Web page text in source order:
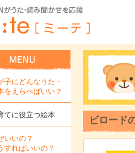
ビロード
子にどんなうた・
をえらべばいい？
てに役立つ絵本
いいの？
すればいいの？